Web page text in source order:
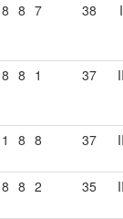
8 8 7 38 I
8 8 1 37
1 8 8 37
8 8 2 35